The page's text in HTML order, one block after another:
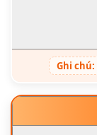
Ghi chú: